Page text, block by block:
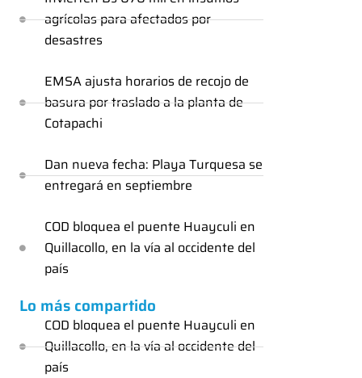
agrícolas para afectados por
desastres
EMSA ajusta horarios de recojo de
basura por traslado a la planta de
Cotapachi
Dan nueva fecha: Playa Turquesa se
entregará en septiembre
COD bloquea el puente Huayculi en
Quillacollo, en la vía al occidente del
país
Lo más compartido
COD bloquea el puente Huayculi en
Quillacollo, en la vía al occidente del
país